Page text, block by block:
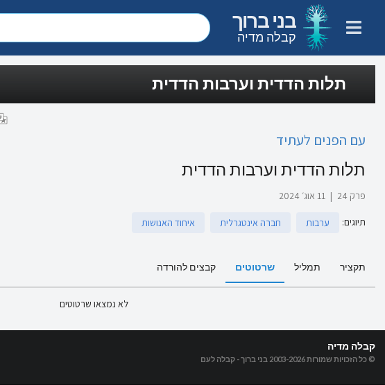
בני ברוך
קבלה מדיה
תלות הדדית וערבות הדדית
עם הפנים לעתיד
תלות הדדית וערבות הדדית
פרק 24 | 11 אוג׳ 2024
תיוגים: ערבות חברה אינטגרלית איחוד האנושות
תקציר תמליל שרטוטים קבצים להורדה
לא נמצאו שרטוטים
קבלה מדיה
© כל הזכויות שמורות 2003-2026 בני ברוך - קבלה לעם